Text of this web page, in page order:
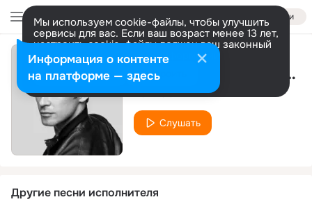
Войти
Мы используем cookie-файлы, чтобы улучшить
сервисы для вас. Если ваш возраст менее 13 лет,
настроить cookie-файлы должен ваш законный
представитель. Больше информации
Разрешить все Настроить Chika Bomb ( Dj Torrent remix)
Dan Balan
Слушать
Другие песни исполнителя
Информация о контенте
на платформе — здесь